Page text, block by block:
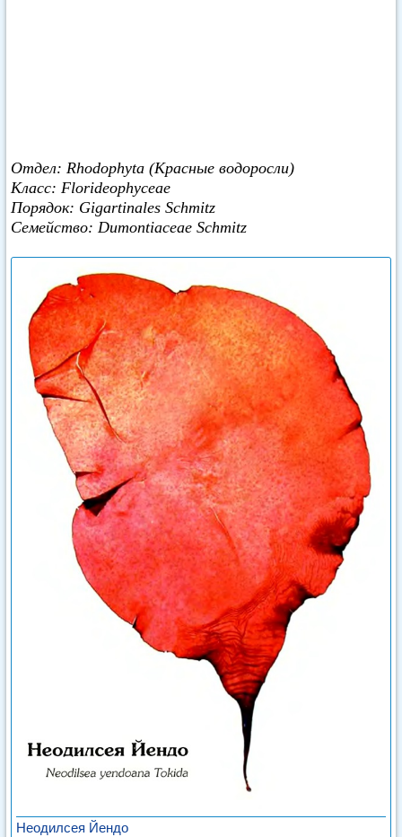
Отдел: Rhodophyta (Красные водоросли)
Класс: Florideophyceae
Порядок: Gigartinales Schmitz
Семейство: Dumontiaceae Schmitz
Неодилсея Йендо